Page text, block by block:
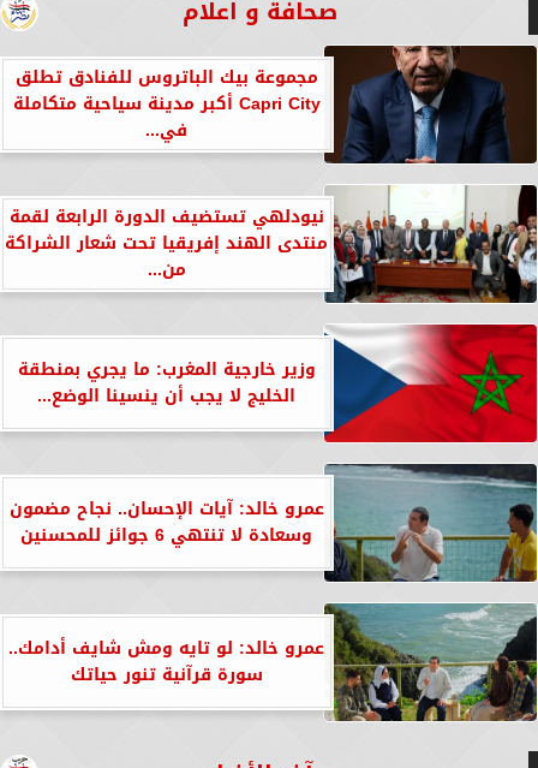
صحافة و اعلام
مجموعة بيك الباتروس للفنادق تطلق
Capri City أكبر مدينة سياحية متكاملة
في...
نيودلهي تستضيف الدورة الرابعة لقمة
منتدى الهند إفريقيا تحت شعار الشراكة
من...
وزير خارجية المغرب: ما يجري بمنطقة
الخليج لا يجب أن ينسينا الوضع...
عمرو خالد: آيات الإحسان.. نجاح مضمون
وسعادة لا تنتهي 6 جوائز للمحسنين
عمرو خالد: لو تايه ومش شايف أدامك..
سورة قرآنية تنور حياتك